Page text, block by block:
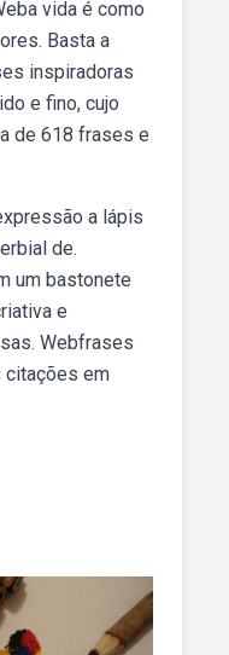
vida é como
Basta a
inspiradoras
e fino, cujo
de 618 frases e
a lápis
de.
um bastonete
e
Webfrases
citações em